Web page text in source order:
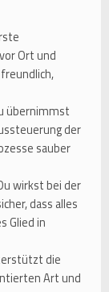
Ort und
übernimmst
der
sauber
wirkst bei der
dass alles
Glied in
die
Art und